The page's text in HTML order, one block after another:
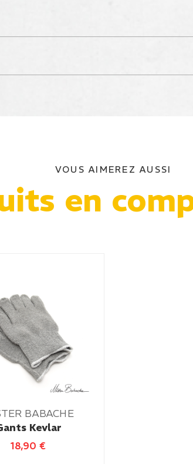
VOUS AIMEREZ AUSSI
en
BABACHE
Kevlar
18,90 €